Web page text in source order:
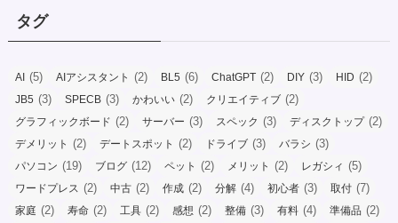
タグ
AI (5) AIアシスタント (2) BL5 (6) ChatGPT (2) DIY (3) HID (2)
JB5 (3) SPECB (3) かわいい (2) クリエイティブ (2)
グラフィックボード (2) サーバー (3) スペック (3) ディスクトップ(2)
デメリット (2) デートスポット (2) ドライブ (3) バラシ (3)
パソコン (19) ブログ (12) ペット (2) メリット (2) レガシィ (5)
ワードプレス (2) 中古 (2) 作成 (2) 分解 (4) 初心者 (3) 取付 (7)
家庭 (2) 寿命 (2) 工具 (2) 感想 (2) 整備 (3) 有料 (4) 準備品 (2)